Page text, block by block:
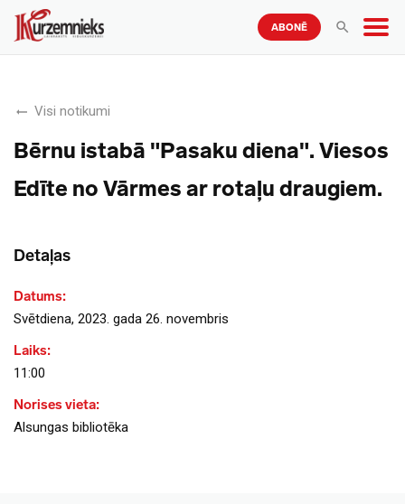
ABONĒ
Visi notikumi
Bērnu istabā "Pasaku diena". Viesos
Edīte no Vārmes ar rotaļu draugiem.
Detaļas
Datums:
Svētdiena, 2023. gada 26. novembris
Laiks:
11:00
Norises vieta:
Alsungas bibliotēka